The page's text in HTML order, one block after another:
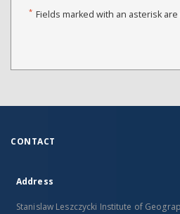
* Fields marked with an asterisk
CONTACT
Address
Stanislaw Leszczycki Institute of